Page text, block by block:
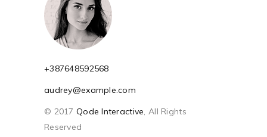
+387648592568
audrey@example.com
© 2017 Qode Interactive, All Rights
Reserved